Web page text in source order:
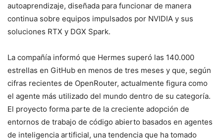
autoaprendizaje, diseñada para funcionar de manera
continua sobre equipos impulsados por NVIDIA y sus
soluciones RTX y DGX Spark.
La compañía informó que Hermes superó las 140.000
estrellas en GitHub en menos de tres meses y que, según
cifras recientes de OpenRouter, actualmente figura como
el agente más utilizado del mundo dentro de su categoría.
El proyecto forma parte de la creciente adopción de
entornos de trabajo de código abierto basados en agentes
de inteligencia artificial, una tendencia que ha tomado